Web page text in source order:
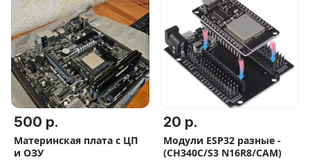
500 р.
Материнская плата с ЦП
и ОЗУ
20 р.
Модули ESP32 разные -
(CH340C/S3 N16R8/CAM)